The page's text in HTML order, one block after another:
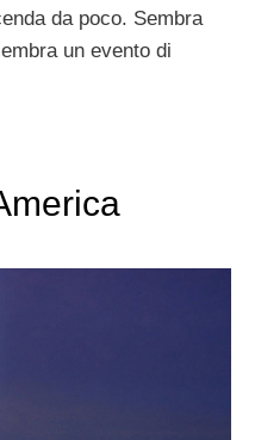
da poco. Sembra
un evento di